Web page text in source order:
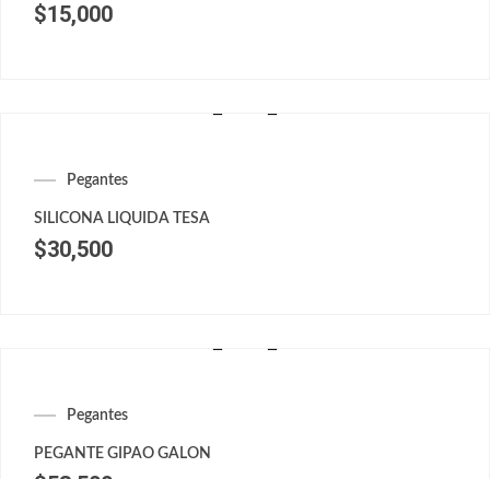
$15,000
Pegantes
SILICONA LIQUIDA TESA
$30,500
Pegantes
PEGANTE GIPAO GALON